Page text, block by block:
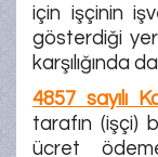
için işçinin
gösterdiği
karşılığında
4857 sayılı
tarafın (işçi)
ücret